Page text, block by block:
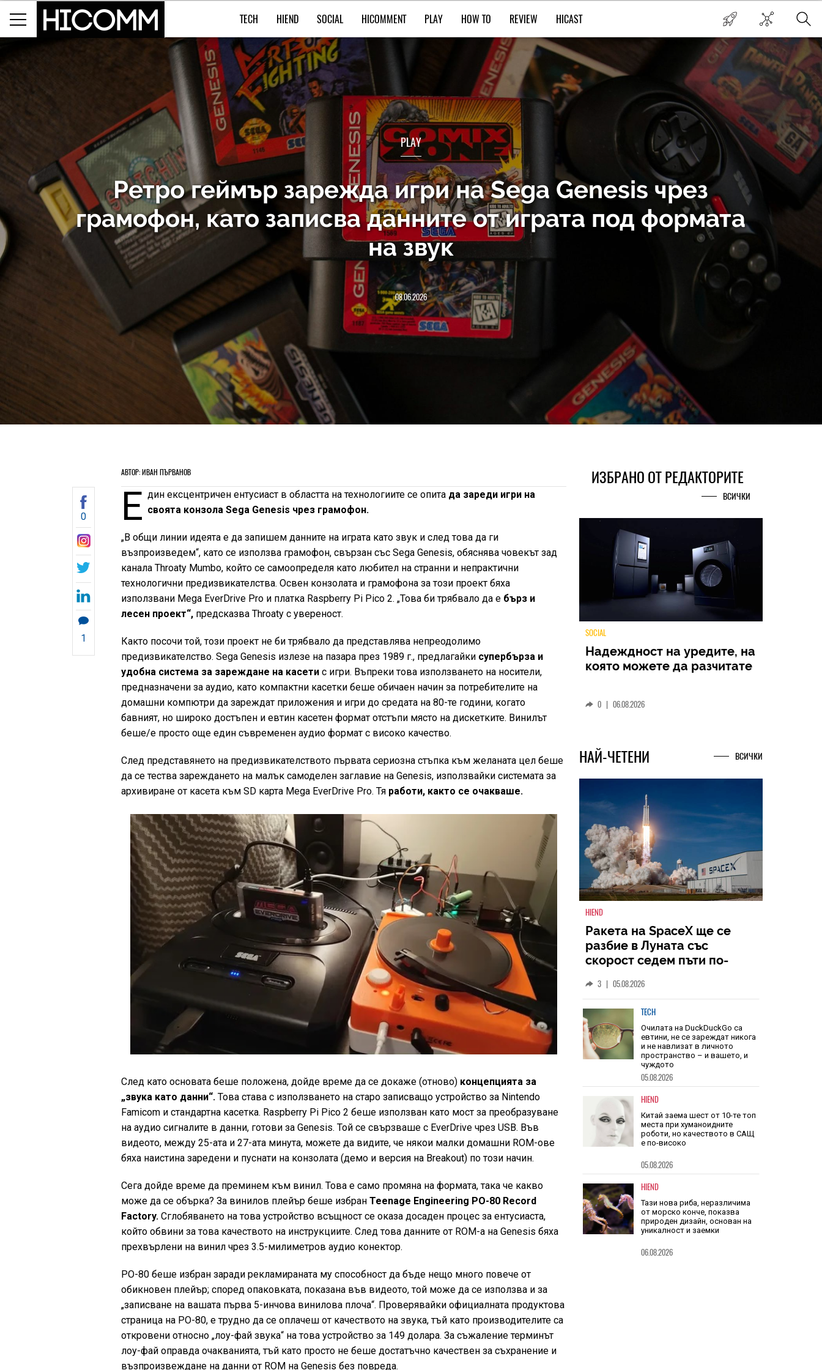
TECH HIEND SOCIAL HICOMMENT PLAY HOW TO REVIEW HICAST
PLAY
Ретро геймър зарежда игри на Sega Genesis чрез
грамофон, като записва данните от играта под формата
на звук
08.06.2026
АВТОР: ИВАН ПЪРВАНОВ
0
1
Е дин ексцентричен ентусиаст в областта на технологиите се опитада зареди игри на
своята конзола Sega Genesis чрез грамофон.
„В общи линии идеята е да запишем данните на играта като звук и след това да ги
възпроизведем“, като се използва грамофон, свързан със Sega Genesis, обяснява човекът зад
канала Throaty Mumbo, който се самоопределя като любител на странни и непрактични
технологични предизвикателства. Освен конзолата и грамофона за този проект бяха
използвани Mega EverDrive Pro и платка Raspberry Pi Pico 2. „Това би трябвало да е бърз и
лесен проект“, предсказва Throaty с увереност.
Както посочи той, този проект не би трябвало да представлява непреодолимо
предизвикателство. Sega Genesis излезе на пазара през 1989 г., предлагайки супербърза и
удобна система за зареждане на касети с игри. Въпреки това използването на носители,
предназначени за аудио, като компактни касетки беше обичаен начин за потребителите на
домашни компютри да зареждат приложения и игри до средата на 80-те години, когато
бавният, но широко достъпен и евтин касетен формат отстъпи място на дискетките. Винилът
беше/е просто още един съвременен аудио формат с високо качество.
След представянето на предизвикателството първата сериозна стъпка към желаната цел беше
да се тества зареждането на малък самоделен заглавие на Genesis, използвайки системата за
архивиране от касета към SD карта Mega EverDrive Pro. Тя работи, както се очакваше.
След като основата беше положена, дойде време да се докаже (отново) концепцията за
„звука като данни“. Това става с използването на старо записващо устройство за Nintendo
Famicom и стандартна касетка. Raspberry Pi Pico 2 беше използван като мост за преобразуване
на аудио сигналите в данни, готови за Genesis. Той се свързваше с EverDrive чрез USB. Във
видеото, между 25-ата и 27-ата минута, можете да видите, че някои малки домашни ROM-ове
бяха наистина заредени и пуснати на конзолата (демо и версия на Breakout) по този начин.
Сега дойде време да преминем към винил. Това е само промяна на формата, така че какво
може да се обърка? За винилов плейър беше избранTeenage Engineering PO-80 Record
Factory. Сглобяването на това устройство всъщност се оказа досаден процес за ентусиаста,
който обвини за това качеството на инструкциите. След това данните от ROM-а на Genesis бяха
прехвърлени на винил чрез 3.5-милиметров аудио конектор.
PO-80 беше избран заради рекламираната му способност да бъде нещо много повече от
обикновен плейър; според опаковката, показана във видеото, той може да се използва и за
„записване на вашата първа 5-инчова винилова плоча“. Проверявайки официалната продуктова
страница на PO-80, е трудно да се оплачеш от качеството на звука, тъй като производителите са
откровени относно „лоу-фай звука“ на това устройство за 149 долара. За съжаление терминът
лоу-фай оправда очакванията, тъй като просто не беше достатъчно качествен за съхранение и
възпроизвеждане на данни от ROM на Genesis без повреда.
ИЗБРАНО ОТ РЕДАКТОРИТЕ
ВСИЧКИ
TECH
Ultra – ново име, познато
НАЙ-ЧЕТЕНИ
HIEND
Ракета на SpaceX ще се
разбие в Луната със
голяма от скоростта на
звука05.08.2026
TECH
Очилата на DuckDuckGo са
евтини, не се зареждат никога
и не навлизат в личното
пространство – и вашето, и
чуждото
05.08.2026
HIEND
роботи, но качеството в САЩ
е по-високо
05.08.2026
HIEND
Тази нова риба, неразличима
природен дизайн, основан на